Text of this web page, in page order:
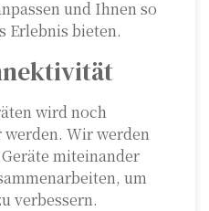
und Ihnen so
Erlebnis bieten.
wird noch
Wir werden
miteinander
um
verbessern.